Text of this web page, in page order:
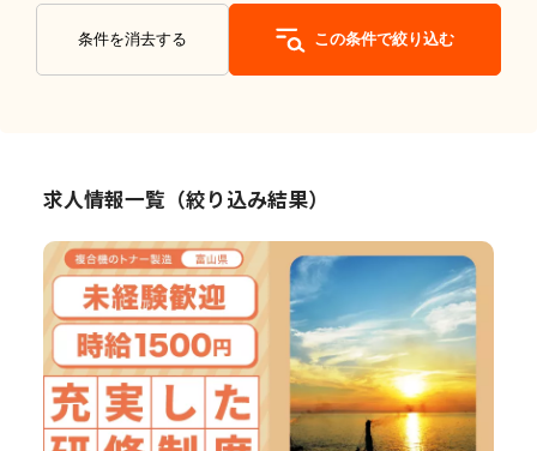
条件を消去する この条件で絞り込む
求人情報一覧（絞り込み結果）